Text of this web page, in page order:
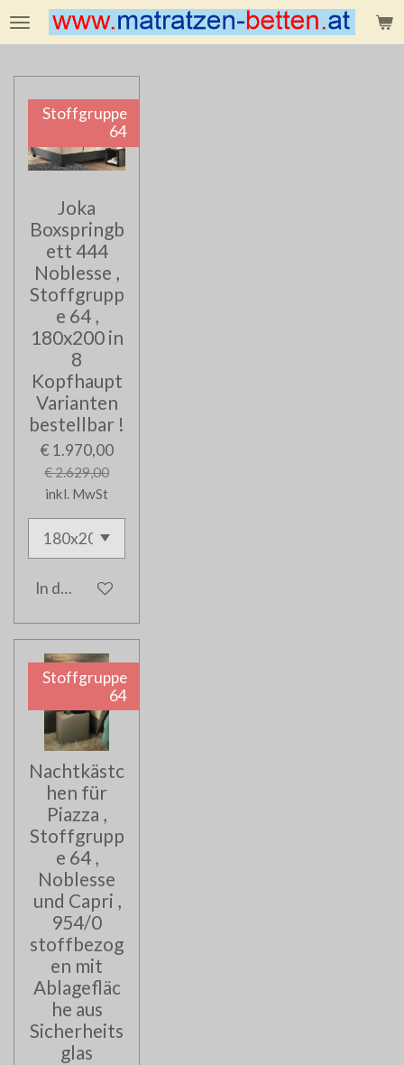
Zum
Hauptinhalt
Stoffgruppe
64
Joka
Boxspringb
ett 444
Noblesse ,
Stoffgrupp
e 64 ,
180x200 in
8
Kopfhaupt
Varianten
bestellbar !
€ 1.970,00
€ 2.629,00
inkl. MwSt
In den Warenkorb
Stoffgruppe
64
Nachtkästc
hen für
Piazza ,
Stoffgrupp
e 64 ,
Noblesse
und Capri ,
954/0
stoffbezog
en mit
Ablagefläc
he aus
Sicherheits
glas